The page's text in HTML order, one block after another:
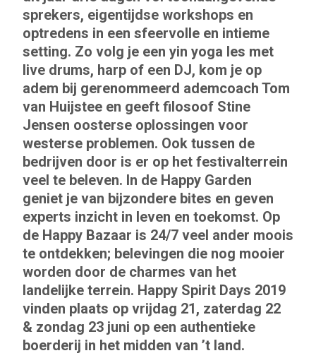
sprekers, eigentijdse workshops en
optredens in een sfeervolle en intieme
setting. Zo volg je een yin yoga les met
live drums, harp of een DJ, kom je op
adem bij gerenommeerd ademcoach Tom
van Huijstee en geeft filosoof Stine
Jensen oosterse oplossingen voor
westerse problemen. Ook tussen de
bedrijven door is er op het festivalterrein
veel te beleven. In de Happy Garden
geniet je van bijzondere bites en geven
experts inzicht in leven en toekomst. Op
de Happy Bazaar is 24/7 veel ander moois
te ontdekken; belevingen die nog mooier
worden door de charmes van het
landelijke terrein. Happy Spirit Days 2019
vinden plaats op vrijdag 21, zaterdag 22
& zondag 23 juni op een authentieke
boerderij in het midden van ’t land.